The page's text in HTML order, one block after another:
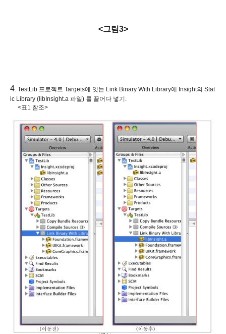
<그림3>
4. TestLib 프로젝트 Targets에 잇는 Link Binary With Library에 Insight의 Stat
ic Library (libInsight.a 파일) 를 끌어다 넣기.
<표1 참조>